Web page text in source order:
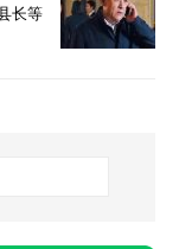
长等